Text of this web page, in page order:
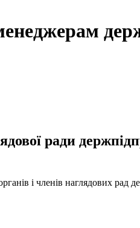
ради
і членів наглядових